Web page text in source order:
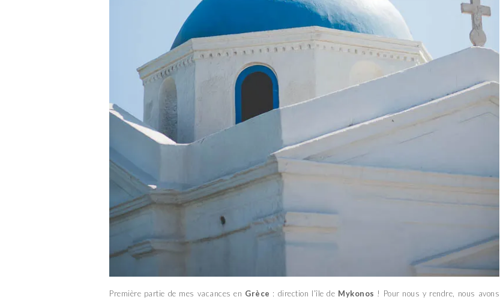
Première partie de mes vacances en Grèce : direction l’île de Mykonos ! Pour nous y rendre, nous avons